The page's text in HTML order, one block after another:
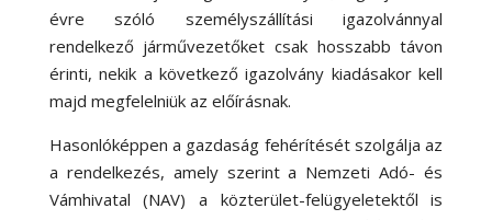
évre szóló személyszállítási igazolvánnyal
rendelkező járművezetőket csak hosszabb távon
érinti, nekik a következő igazolvány kiadásakor kell
majd megfelelniük az előírásnak.
Hasonlóképpen a gazdaság fehérítését szolgálja az
a rendelkezés, amely szerint a Nemzeti Adó- és
Vámhivatal (NAV) a közterület-felügyeletektől is